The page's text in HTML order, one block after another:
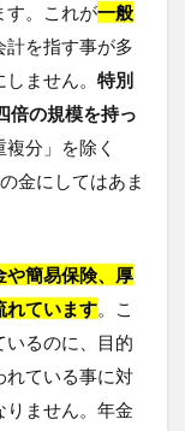
す。これが一般
計を指す事が多
ません。 特別
倍の規模を持っ
分」を除く
金にしてはあま
や簡易保険、厚
れています。こ
いるのに、目的
れている事に対
りません。年金